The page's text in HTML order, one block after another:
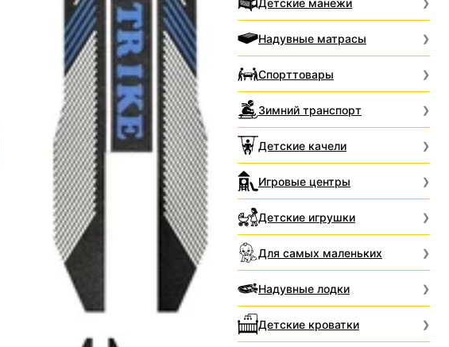
Надувные матрасы
Спорттовары
Зимний транспорт
Детские качели
Игровые центры
Детские игрушки
Для самых маленьких
Надувные лодки
Детские кроватки